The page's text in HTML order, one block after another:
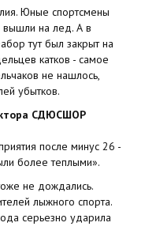
Юные спортсмены
вышли на лед. А в
тут был закрыт на
катков - самое
не нашлось,
убытков.
СДЮСШОР
после минус 26 -
более теплыми».
не дождались.
лыжного спорта.
серьезно ударила